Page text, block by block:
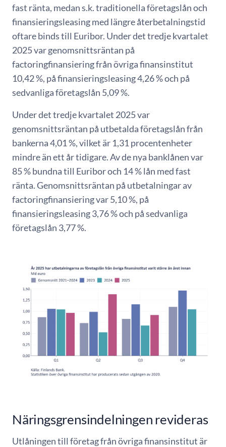
fast ränta, medan s.k. traditionella företagslån och
finansieringsleasing med längre återbetalningstid
oftare binds till Euribor. Under det tredje kvartalet
2025 var genomsnittsräntan på
factoringfinansiering från övriga finansinstitut
10,42 %, på finansieringsleasing 4,26 % och på
sedvanliga företagslån 5,09 %.
Under det tredje kvartalet 2025 var
genomsnittsräntan på utbetalda företagslån från
bankerna 4,01 %, vilket är 1,31 procentenheter
mindre än ett år tidigare. Av de nya banklånen var
85 % bundna till Euribor och 14 % lån med fast
ränta. Genomsnittsräntan på utbetalningar av
factoringfinansiering var 5,10 %, på
finansieringsleasing 3,76 % och på sedvanliga
företagslån 3,77 %.
Näringsgrensindelningen revideras
Utlåningen till företag från övriga finansinstitut är